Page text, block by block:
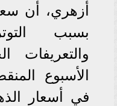
أزهري، أن
بسبب
والتعريفات
الأسبوع
في أسعار